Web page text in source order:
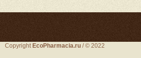
Copyright EcoPharmacia.ru / © 2022